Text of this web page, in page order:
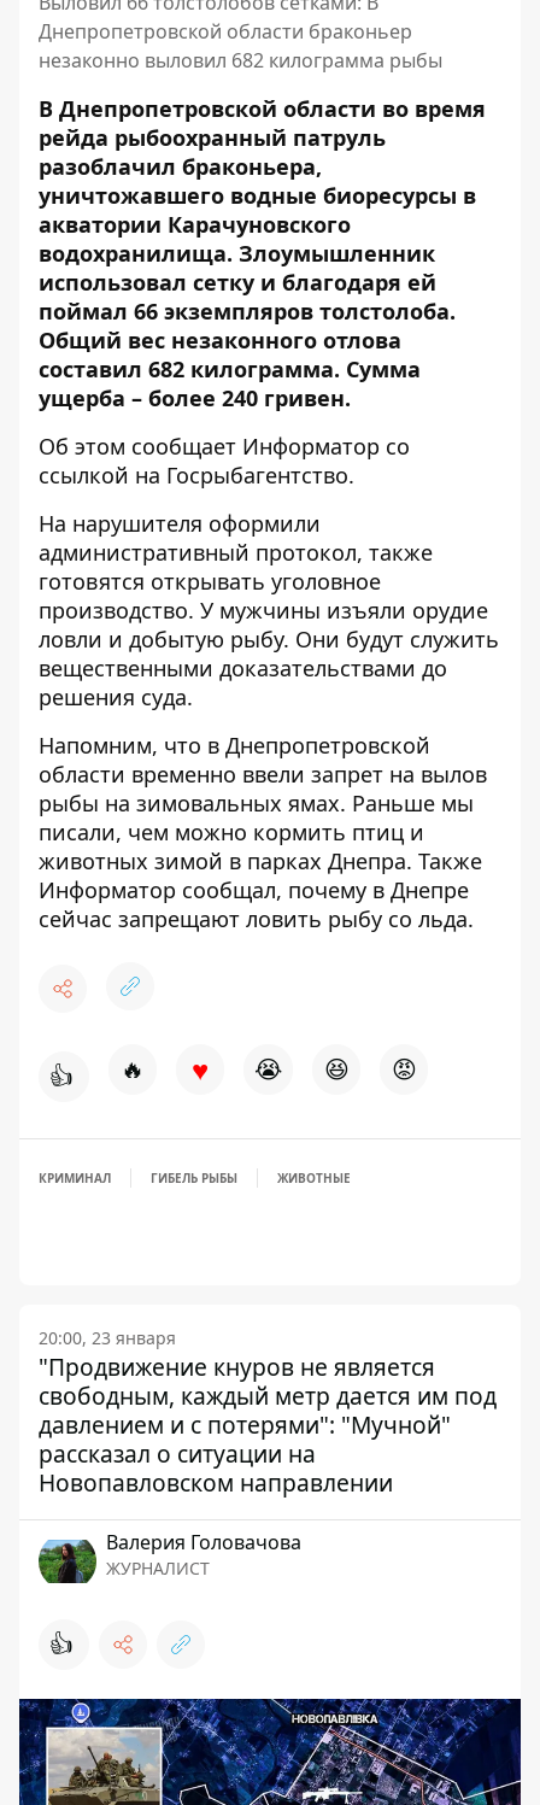
Днепропетровской области браконьер
незаконно выловил 682 килограмма рыбы
В Днепропетровской области во время
рейда рыбоохранный патруль
разоблачил браконьера,
уничтожавшего водные биоресурсы в
акватории Карачуновского
водохранилища. Злоумышленник
использовал сетку и благодаря ей
поймал 66 экземпляров толстолоба.
Общий вес незаконного отлова
составил 682 килограмма. Сумма
ущерба – более 240 гривен.
Об этом сообщает Информатор со
ссылкой на Госрыбагентство.
На нарушителя оформили
административный протокол, также
готовятся открывать уголовное
производство. У мужчины изъяли орудие
ловли и добытую рыбу. Они будут служить
вещественными доказательствами до
решения суда.
Напомним, что в Днепропетровской
области временно ввели запрет на вылов
рыбы на зимовальных ямах. Раньше мы
писали, чем можно кормить птиц и
животных зимой в парках Днепра. Также
Информатор сообщал, почему в Днепре
сейчас запрещают ловить рыбу со льда.
👍 🔥 ♥ 😭 😆 😡
КРИМИНАЛ ГИБЕЛЬ РЫБЫ ЖИВОТНЫЕ
20:00, 23 января
"Продвижение кнуров не является
свободным, каждый метр дается им под
давлением и с потерями": "Мучной"
рассказал о ситуации на
Новопавловском направлении
Валерия Головачова
ЖУРНАЛИСТ
👍